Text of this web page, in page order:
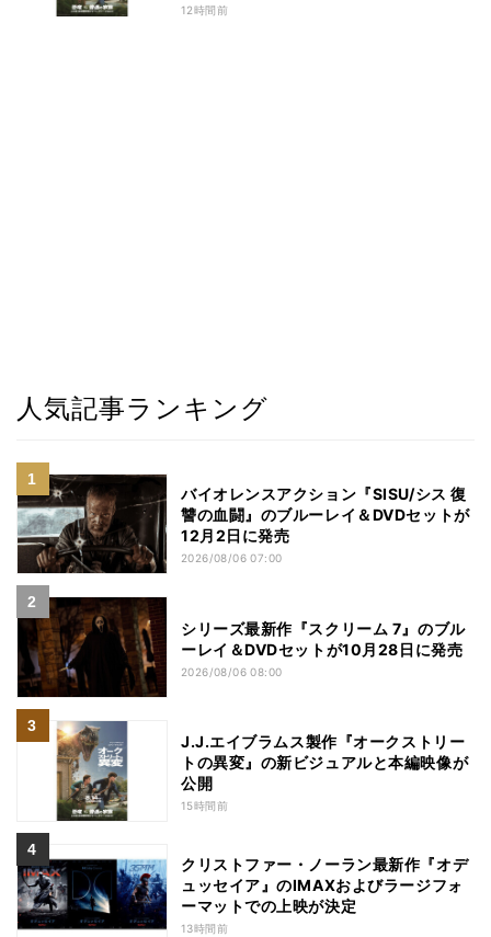
12時間前
人気記事ランキング
バイオレンスアクション『SISU/シス 復
讐の血闘』のブルーレイ＆DVDセットが
12月2日に発売
2026/08/06 07:00
シリーズ最新作『スクリーム 7』のブル
ーレイ＆DVDセットが10月28日に発売
2026/08/06 08:00
J.J.エイブラムス製作『オークストリー
トの異変』の新ビジュアルと本編映像が
公開
15時間前
クリストファー・ノーラン最新作『オデ
ュッセイア』のIMAXおよびラージフォ
ーマットでの上映が決定
13時間前